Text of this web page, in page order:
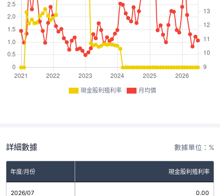
現金股利殖利率 月均價
詳細數據 數據單位：%
年度/月份 現金股利殖利率
2026/07 0.00